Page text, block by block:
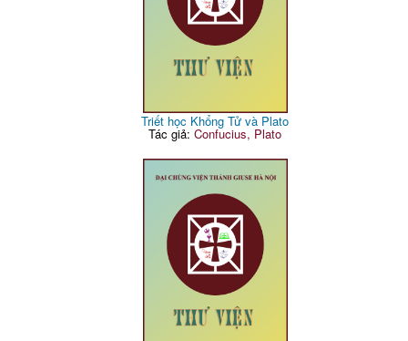
Triết học Khổng Tử và Plato
Tác giả:Confucius, Plato